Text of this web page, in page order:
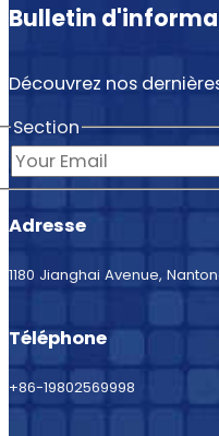
Bulletin
Découvrez nos
Section
Adresse
1180 Jianghai Avenue,
Téléphone
+86-19802569998